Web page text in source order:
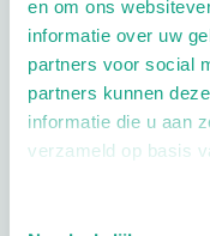
en om ons
informatie over uw
partners voor social
partners kunnen
informatie die u aan
verzameld op basis
Extra opties